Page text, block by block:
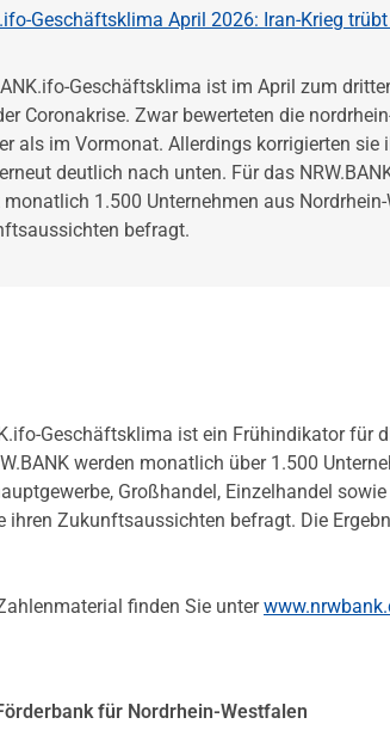
Geschäftsklima April 2026: Iran-Krieg
Geschäftsklima ist im April zum
Coronakrise. Zwar bewerteten die
als im Vormonat. Allerdings korrigierten
deutlich nach unten. Für das
monatlich 1.500 Unternehmen aus
befragt.
Geschäftsklima ist ein Frühindikator für
werden monatlich über 1.500
Großhandel, Einzelhandel
ihren Zukunftsaussichten befragt. Die
finden Sie unter
für Nordrhein-Westfalen